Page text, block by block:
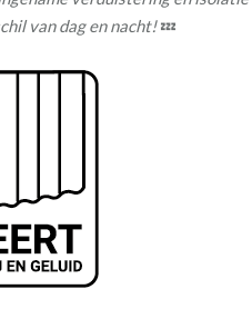
van dag en nacht!💤